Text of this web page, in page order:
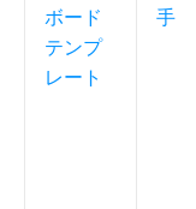
ボード
テンプ
レート
手